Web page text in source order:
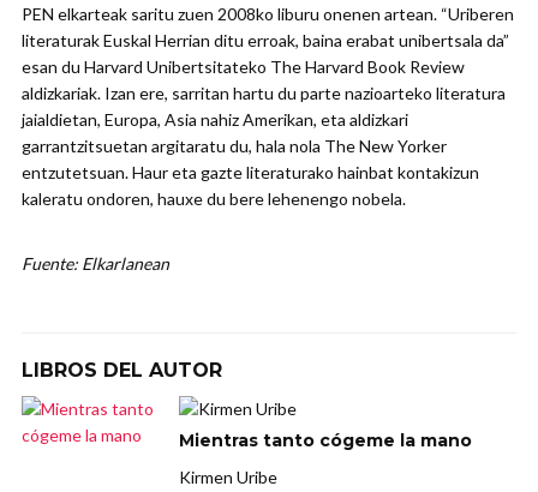
PEN elkarteak saritu zuen 2008ko liburu onenen artean. “Uriberen
literaturak Euskal Herrian ditu erroak, baina erabat unibertsala da”
esan du Harvard Unibertsitateko The Harvard Book Review
aldizkariak. Izan ere, sarritan hartu du parte nazioarteko literatura
jaialdietan, Europa, Asia nahiz Amerikan, eta aldizkari
garrantzitsuetan argitaratu du, hala nola The New Yorker
entzutetsuan. Haur eta gazte literaturako hainbat kontakizun
kaleratu ondoren, hauxe du bere lehenengo nobela.
Fuente: Elkarlanean
LIBROS DEL AUTOR
Mientras tanto cógeme la mano
Kirmen Uribe